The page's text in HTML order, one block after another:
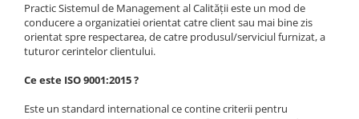
Practic Sistemul de Management al Calității este un mod de
conducere a organizatiei orientat catre client sau mai bine zis
orientat spre respectarea, de catre produsul/serviciul furnizat, a
tuturor cerintelor clientului.
Ce este ISO 9001:2015 ?
Este un standard international ce contine criterii pentru